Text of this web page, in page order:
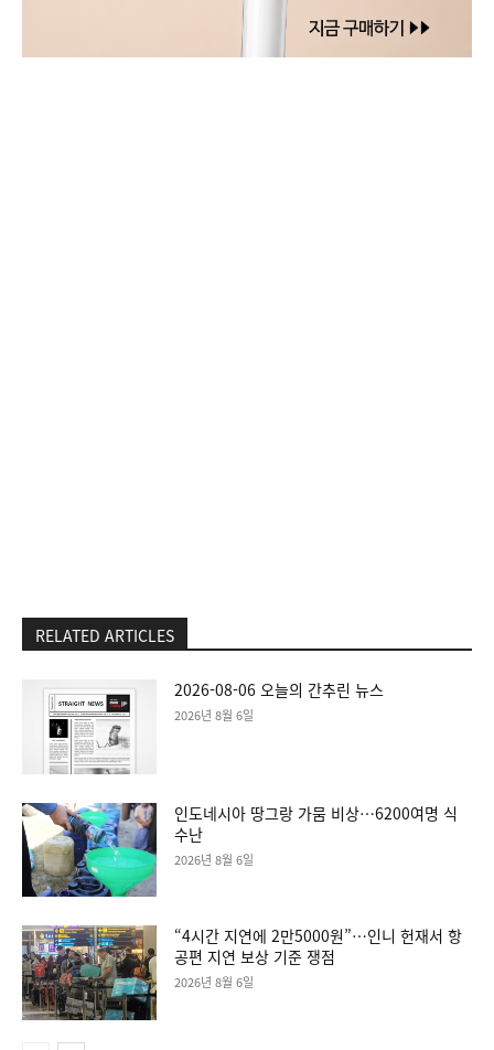
RELATED ARTICLES
2026-08-06 오늘의 간추린 뉴스
2026년 8월 6일
인도네시아 땅그랑 가뭄 비상…6200여명 식
수난
2026년 8월 6일
“4시간 지연에 2만5000원”…인니 헌재서 항
공편 지연 보상 기준 쟁점
2026년 8월 6일